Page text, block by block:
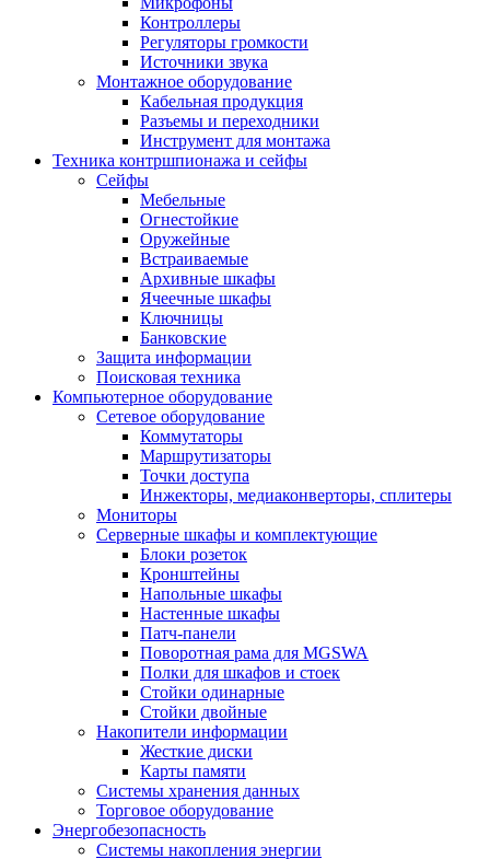
Контроллеры
Регуляторы громкости
Источники звука
Монтажное оборудование
Кабельная продукция
Разъемы и переходники
Инструмент для монтажа
Техника контршпионажа и сейфы
Сейфы
Мебельные
Огнестойкие
Оружейные
Встраиваемые
Архивные шкафы
Ячеечные шкафы
Ключницы
Банковские
Защита информации
Поисковая техника
Компьютерное оборудование
Сетевое оборудование
Коммутаторы
Маршрутизаторы
Точки доступа
Инжекторы, медиаконверторы, сплитеры
Мониторы
Серверные шкафы и комплектующие
Блоки розеток
Кронштейны
Напольные шкафы
Настенные шкафы
Патч-панели
Поворотная рама для MGSWA
Полки для шкафов и стоек
Стойки одинарные
Стойки двойные
Накопители информации
Жесткие диски
Карты памяти
Системы хранения данных
Торговое оборудование
Энергобезопасность
Системы накопления энергии